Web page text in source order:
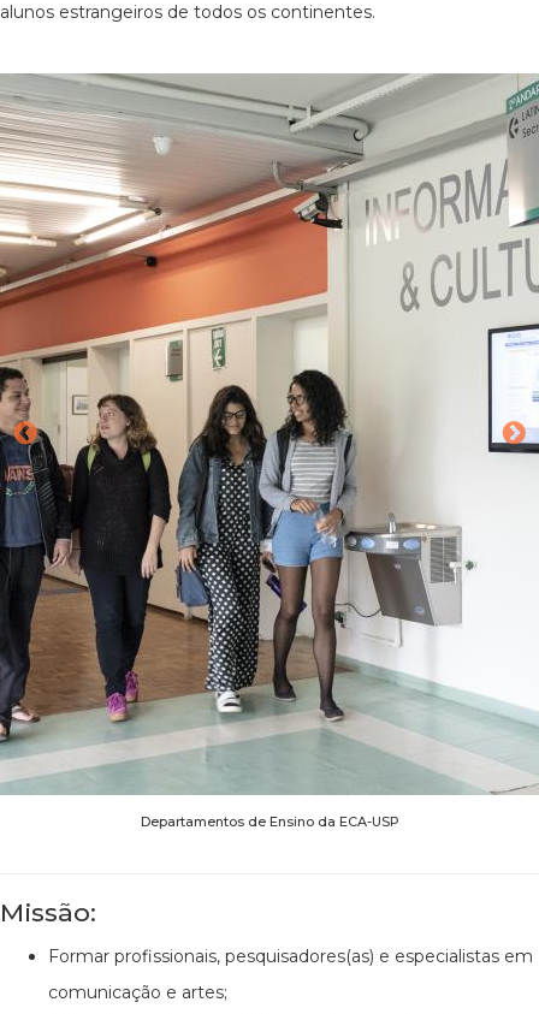
alunos estrangeiros de todos os continentes.
Departamentos de Ensino da ECA-USP
Missão:
Formar profissionais, pesquisadores(as) e especialistas em
comunicação e artes;